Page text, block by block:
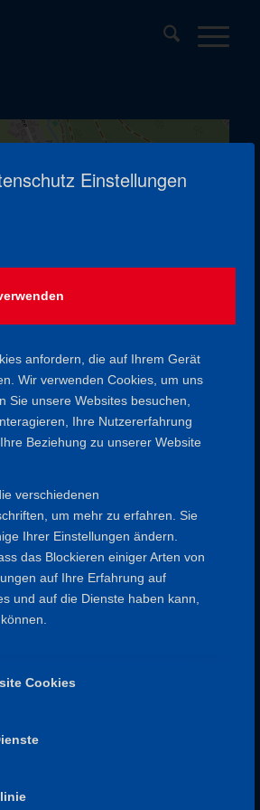
Einstellungen
anfordern, die auf Ihrem Gerät
Wir verwenden Cookies, um uns
Sie unsere Websites besuchen,
Ihre Nutzererfahrung
Beziehung zu unserer Website
verschiedenen
um mehr zu erfahren. Sie
Ihrer Einstellungen ändern.
das Blockieren einiger Arten von
auf Ihre Erfahrung auf
und auf die Dienste haben kann,
Cookies
Leaflet
GEFUNDEN
Ergebnisse für das angefragte Archiv